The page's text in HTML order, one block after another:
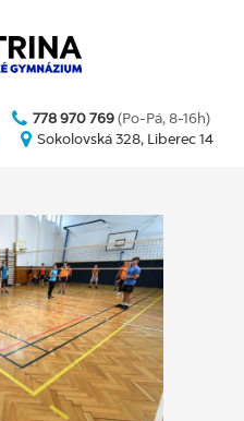
778 970 769 (Po-Pá, 8-16h)
Sokolovská 328, Liberec 14